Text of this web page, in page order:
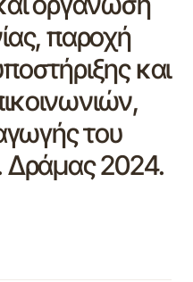
παροχή
και
του
2024.